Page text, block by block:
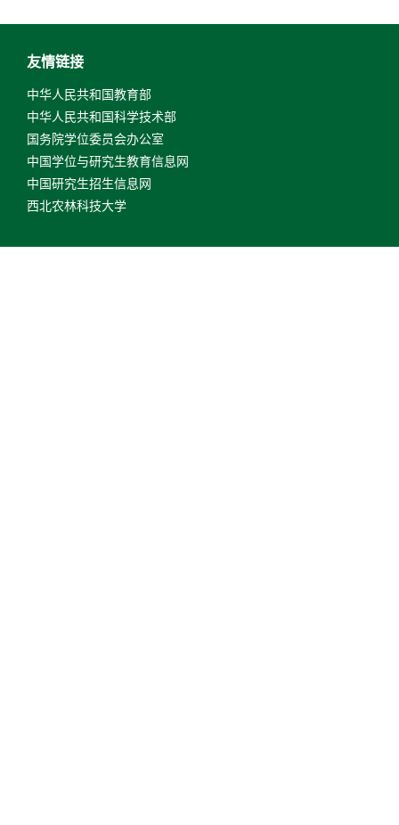
友情链接
中华人民共和国教育部
中华人民共和国科学技术部
国务院学位委员会办公室
中国学位与研究生教育信息网
中国研究生招生信息网
西北农林科技大学